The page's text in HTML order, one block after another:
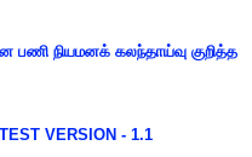
பணி நியமனக் கலந்தாய்வு குறித்த
VERSION - 1.1